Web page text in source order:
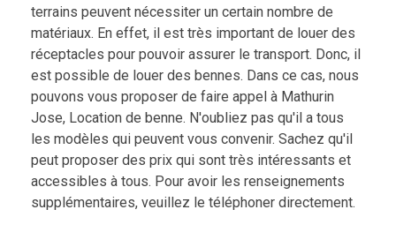
terrains peuvent nécessiter un certain nombre de
matériaux. En effet, il est très important de louer des
réceptacles pour pouvoir assurer le transport. Donc, il
est possible de louer des bennes. Dans ce cas, nous
pouvons vous proposer de faire appel à Mathurin
Jose, Location de benne. N'oubliez pas qu'il a tous
les modèles qui peuvent vous convenir. Sachez qu'il
peut proposer des prix qui sont très intéressants et
accessibles à tous. Pour avoir les renseignements
supplémentaires, veuillez le téléphoner directement.